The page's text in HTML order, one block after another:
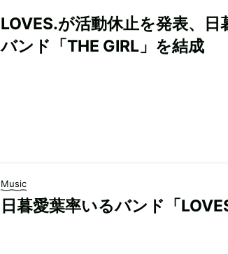
LOVES.が活動休止を発表、
バンド「THE GIRL」を結成
Music
日暮愛葉率いるバンド「